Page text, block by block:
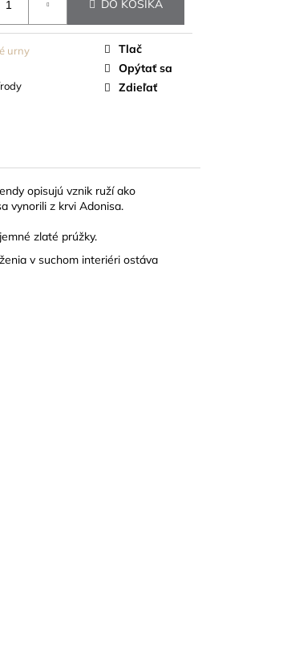
DO KOŠÍKA
urny
Tlač
Opýtať sa
Zdieľať
opisujú vznik ruží ako
vynorili z krvi Adonisa.
zlaté prúžky.
v suchom interiéri ostáva